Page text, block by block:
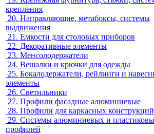
крепления
20. Направляющие, метабоксы, системы
выдвижения
21. Емкости для столовых приборов
22. Декоративные элементы
23. Менсолодержатели
24. Вешалки и крючки для одежды
25. Бокалодержатели, рейлинги и
элементы
26. Светильники
27. Профили фасадные алюминиевые
28. Профили для каркасных конструкций
29. Системы алюминиевых и
профилей